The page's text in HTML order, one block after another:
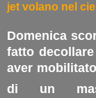
jet volano nel
Domenica
fatto
aver
di un